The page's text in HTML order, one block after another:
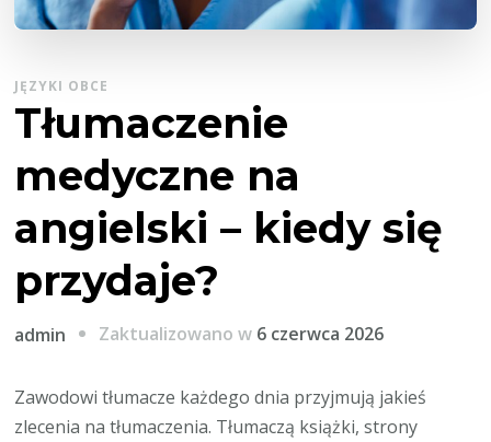
JĘZYKI OBCE
Tłumaczenie
medyczne na
angielski – kiedy się
przydaje?
admin Zaktualizowano w 6 czerwca 2026
Zawodowi tłumacze każdego dnia przyjmują jakieś
zlecenia na tłumaczenia. Tłumaczą książki, strony